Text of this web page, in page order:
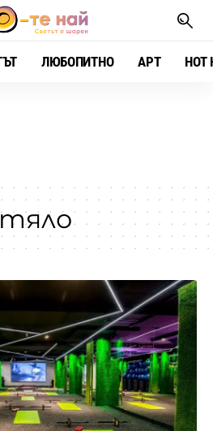
ЛЮБОПИТНО АРТ HOT
тяло